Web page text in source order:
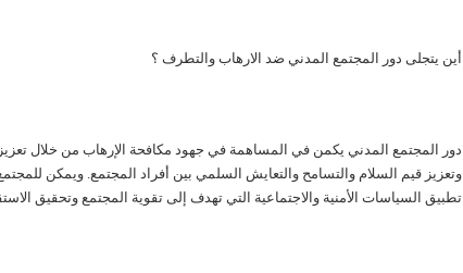
أين يتجلى دور المجتمع المدني ضد الارهاب والتطرف ؟
دور المجتمع المدني يكمن في المساهمة في جهود مكافحة الإرهاب من خلال
وتعزيز قيم السلام والتسامح والتعايش السلمي بين أفراد المجتمع. ويمكن
تطبيق السياسات الأمنية والاجتماعية التي تهدف إلى تقوية المجتمع وتحقيق